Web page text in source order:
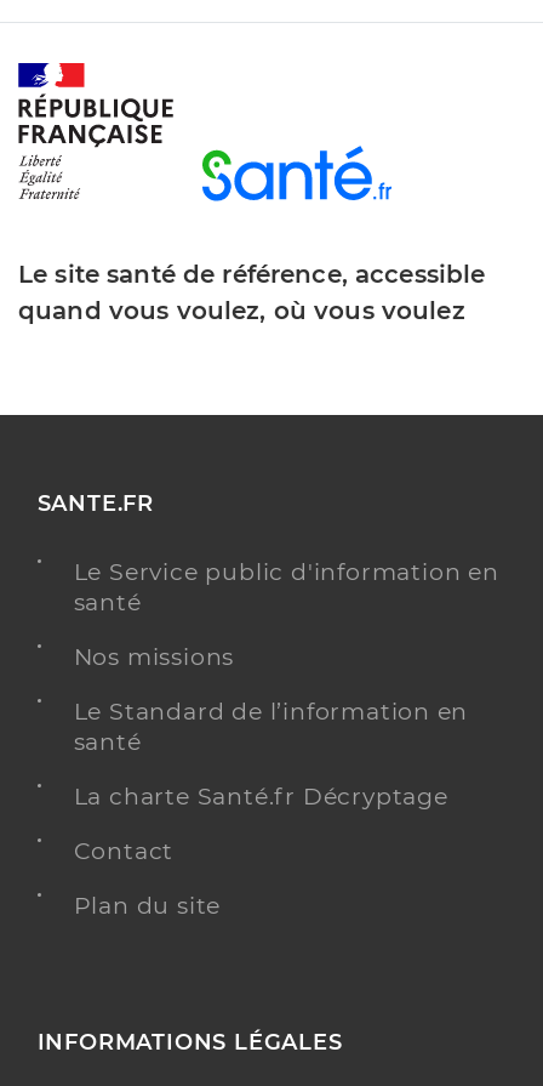
Le site santé de référence, accessible
quand vous voulez, où vous voulez
SANTE.FR
Le Service public d'information en
santé
Nos missions
Le Standard de l’information en
santé
La charte Santé.fr Décryptage
Contact
Plan du site
INFORMATIONS LÉGALES